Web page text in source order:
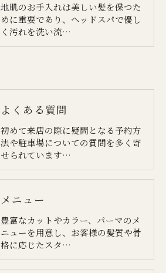
地肌のお手入れは美しい髪を保つた
めに重要であり、ヘッドスパで優し
く汚れを洗い流…
よくある質問
初めて来店の際に疑問となる予約方
法や駐車場についての質問を多く寄
せられています…
メニュー
豊富なカットやカラー、パーマのメ
ニューを用意し、お客様の髪質や骨
格に応じたスタ…